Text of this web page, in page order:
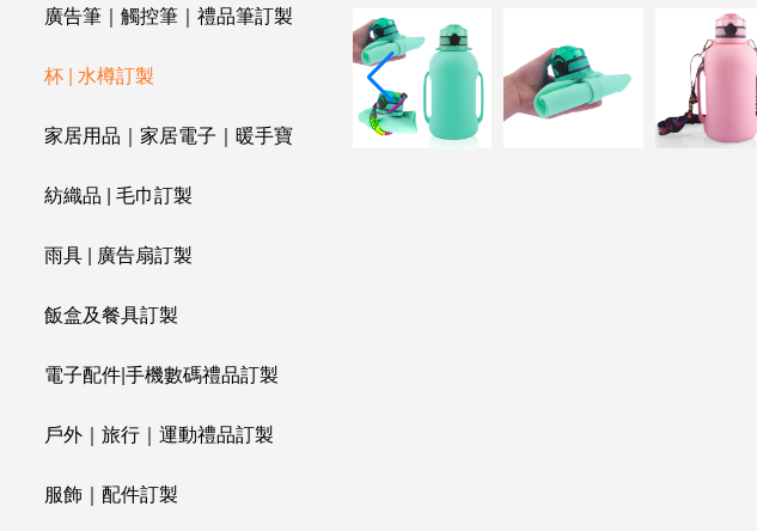
廣告筆｜觸控筆｜禮品筆訂製
杯 | 水樽訂製
家居用品｜家居電子｜暖手寶
紡織品 | 毛巾訂製
雨具 | 廣告扇訂製
飯盒及餐具訂製
電子配件|手機數碼禮品訂製
戶外｜旅行｜運動禮品訂製
服飾｜配件訂製